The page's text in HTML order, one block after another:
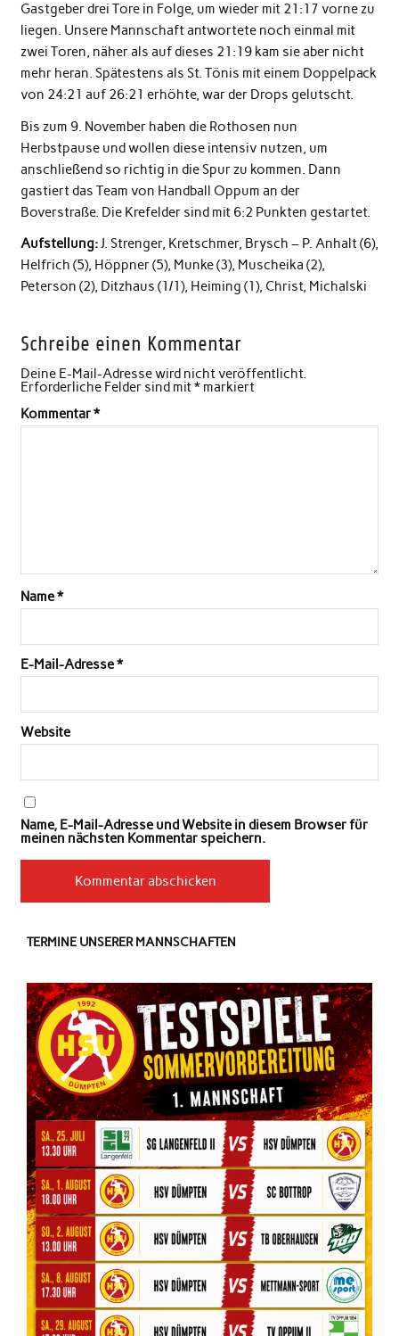
Gastgeber drei Tore in Folge, um wieder mit 21:17 vorne zu
liegen. Unsere Mannschaft antwortete noch einmal mit
zwei Toren, näher als auf dieses 21:19 kam sie aber nicht
mehr heran. Spätestens als St. Tönis mit einem Doppelpack
von 24:21 auf 26:21 erhöhte, war der Drops gelutscht.
Bis zum 9. November haben die Rothosen nun
Herbstpause und wollen diese intensiv nutzen, um
anschließend so richtig in die Spur zu kommen. Dann
gastiert das Team von Handball Oppum an der
Boverstraße. Die Krefelder sind mit 6:2 Punkten gestartet.
Aufstellung:J. Strenger, Kretschmer, Brysch – P. Anhalt (6),
Helfrich (5), Höppner (5), Munke (3), Muscheika (2),
Peterson (2), Ditzhaus (1/1), Heiming (1), Christ, Michalski
Schreibe einen Kommentar
Deine E-Mail-Adresse wird nicht veröffentlicht.
Erforderliche Felder sind mit*markiert
Kommentar*
Name*
E-Mail-Adresse*
Website
Name, E-Mail-Adresse und Website in diesem Browser für
meinen nächsten Kommentar speichern.
TERMINE UNSERER MANNSCHAFTEN